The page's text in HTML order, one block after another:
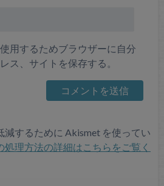
用するためブラウザーに自分
ス、サイトを保存する。
減するために Akismet を使ってい
処理方法の詳細はこちらをご覧く